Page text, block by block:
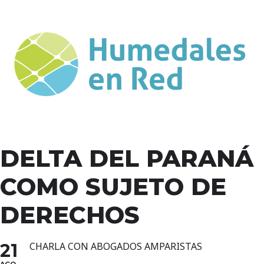
DELTA DEL PARANÁ
COMO SUJETO DE
DERECHOS
21 CHARLA CON ABOGADOS AMPARISTAS